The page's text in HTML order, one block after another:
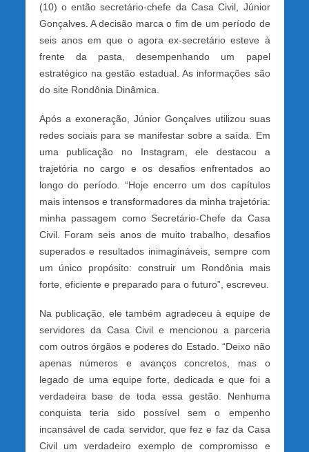
(10) o então secretário-chefe da Casa Civil, Júnior
Gonçalves. A decisão marca o fim de um período de
seis anos em que o agora ex-secretário esteve à
frente da pasta, desempenhando um papel
estratégico na gestão estadual. As informações são
do site Rondônia Dinâmica.
Após a exoneração, Júnior Gonçalves utilizou suas
redes sociais para se manifestar sobre a saída. Em
uma publicação no Instagram, ele destacou a
trajetória no cargo e os desafios enfrentados ao
longo do período. “Hoje encerro um dos capítulos
mais intensos e transformadores da minha trajetória:
minha passagem como Secretário-Chefe da Casa
Civil. Foram seis anos de muito trabalho, desafios
superados e resultados inimagináveis, sempre com
um único propósito: construir um Rondônia mais
forte, eficiente e preparado para o futuro”, escreveu.
Na publicação, ele também agradeceu à equipe de
servidores da Casa Civil e mencionou a parceria
com outros órgãos e poderes do Estado. “Deixo não
apenas números e avanços concretos, mas o
legado de uma equipe forte, dedicada e que foi a
verdadeira base de toda essa gestão. Nenhuma
conquista teria sido possível sem o empenho
incansável de cada servidor, que fez e faz da Casa
Civil um verdadeiro exemplo de compromisso e